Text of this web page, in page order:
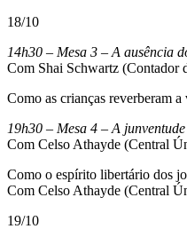
18/10
14h30 – Mesa 3 – A ausência
Com Shai Schwartz (Contador
Como as crianças reverberam
19h30 – Mesa 4 – A
Com Celso Athayde (Central
Como o espírito libertário dos
Com Celso Athayde (Central
19/10